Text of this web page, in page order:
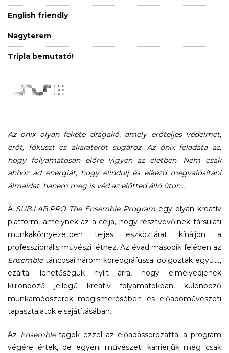
English friendly
Nagyterem
Tripla bemutató!
Az ónix olyan fekete drágakő, amely erőteljes védelmet,
erőt, fókuszt és akaraterőt sugároz. Az ónix feladata az,
hogy folyamatosan előre vigyen az életben. Nem csak
ahhoz ad energiát, hogy elindulj és elkezd megvalósítani
álmaidat, hanem meg is véd az előtted álló úton…
A SUB.LAB.PRO The Ensemble Program egy olyan kreatív
platform, amelynek az a célja, hogy résztvevőinek társulati
munkakörnyezetben teljes eszköztárat kínáljon a
professzionális művészi léthez. Az évad második felében az
Ensembletáncosai három koreográfussal dolgoztak együtt,
ezáltal lehetőségük nyílt arra, hogy elmélyedjenek
különböző jellegű kreatív folyamatokban, különböző
munkamódszerek megismerésében és előadóművészeti
tapasztalatok elsajátításában.
Az Ensembletagok ezzel az előadássorozattal a program
végére értek, de egyéni művészeti karrierjük még csak